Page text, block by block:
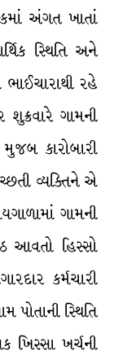
અંગત ખાતાં
સ્થિતિ અને
રહે
ગામની
કારોબારી
વ્યક્તિને એ
ગામની
આવતો હિસ્સો
કર્મચારી
પોતાની સ્થિતિ
ખિસ્સા ખર્ચની